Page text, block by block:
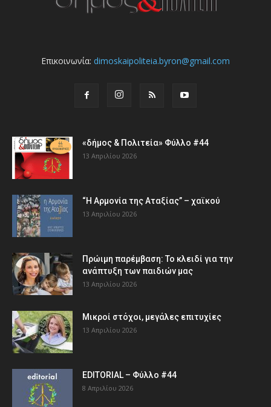
Επικοινωνία: dimoskaipoliteia.byron@gmail.com
«δήμος & Πολιτεία» Φύλλο #44
13 Απριλίου 2026
“Η Αρμονία της Αταξίας” – χαϊκού
13 Απριλίου 2026
Πρώιμη παρέμβαση: Το κλειδί για την
ανάπτυξη των παιδιών µας
13 Απριλίου 2026
Μικροί στόχοι, μεγάλες επιτυχίες
13 Απριλίου 2026
EDITORIAL – Φύλλο #44
8 Απριλίου 2026